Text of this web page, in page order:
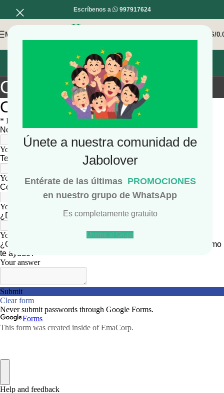
Únete a nuestra comunidad de
Jabolover
Entérate de las últimas PROMOCIONES
en nuestro grupo de WhatsApp
Es completamente gratuito
Unirme al Grupo
Escríbenos a 997917624
MENÚ S/
INICIO MI COMPRA MI CUENTA
Orgullosamente Peruana